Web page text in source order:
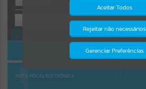
Por favor, aguarde...
OU
Cadastre-se|Recuperar Senha
ACESSAR SEM LOGIN
NOTA FISCAL ELETRÔNICA
Aceitar Todos
Rejeitar não necessários
Gerenciar Preferências
Isto significa que diversos recursos
providenciados poderão não estar